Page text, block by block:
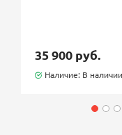
35 900 руб.
Наличие: В наличии